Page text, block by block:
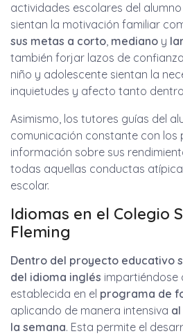
actividades escolares del
sientan la motivación familiar
sus metas a corto, mediano y
también forjar lazos de
niño y adolescente sientan la
inquietudes y afecto tanto
Asimismo, los tutores guías del
comunicación constante con los
información sobre sus
todas aquellas conductas
escolar.
Idiomas en el Colegio
Fleming
Dentro del proyecto educativo
del idioma inglés impartiéndose
establecida en el programa de
aplicando de manera intensiva
la semana. Esta permite el